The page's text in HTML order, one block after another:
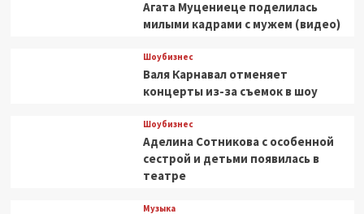
Агата Муцениеце поделилась
милыми кадрами с мужем (видео)
Шоубизнес
Валя Карнавал отменяет
концерты из-за съемок в шоу
Шоубизнес
Аделина Сотникова с особенной
сестрой и детьми появилась в
театре
Музыка